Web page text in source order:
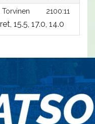
Torvinen 2100:11
15.5, 17.0, 14.0